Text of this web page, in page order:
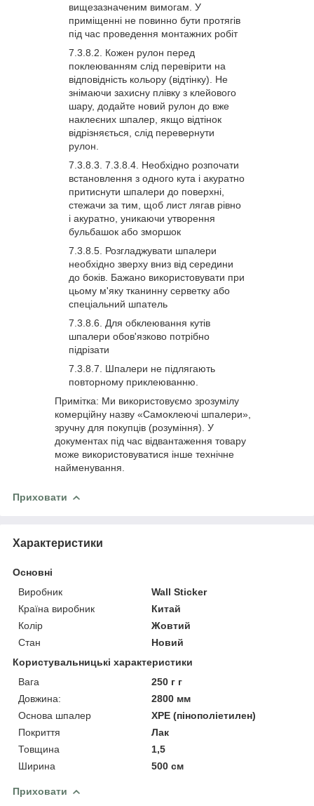
вищезазначеним вимогам. У
приміщенні не повинно бути протягів
під час проведення монтажних робіт
Кожен рулон перед
поклеюванням слід перевірити на
відповідність кольору (відтінку). Не
знімаючи захисну плівку з клейового
шару, додайте новий рулон до вже
наклеєних шпалер, якщо відтінок
відрізняється, слід перевернути
рулон.
Необхідно розпочати
встановлення з одного кута і акуратно
притиснути шпалери до поверхні,
стежачи за тим, щоб лист лягав рівно
і акуратно, уникаючи утворення
бульбашок або зморшок
Розгладжувати шпалери
необхідно зверху вниз від середини
до боків. Бажано використовувати при
цьому м'яку тканинну серветку або
спеціальний шпатель
Для обклеювання кутів
шпалери обов'язково потрібно
підрізати
Шпалери не підлягають
повторному приклеюванню.
Примітка: Ми використовуємо зрозумілу
комерційну назву «Самоклеючі шпалери»,
зручну для покупців (розуміння). У
документах під час відвантаження товару
може використовуватися інше технічне
найменування.
Приховати
Характеристики
Основні
Виробник
Wall Sticker
Країна виробник
Китай
Колір
Жовтий
Стан
Новий
Користувальницькі характеристики
Вага
250 г г
Довжина:
2800 мм
Основа шпалер
XPE (пінополіетилен)
Покриття
Лак
Товщина
1,5
Ширина
500 см
Приховати